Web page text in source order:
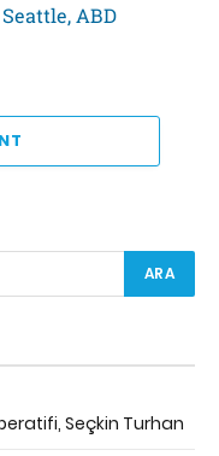
ABD
Seçkin Turhan